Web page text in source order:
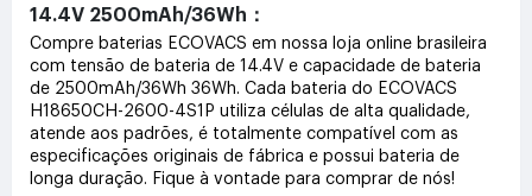
14.4V 2500mAh/36Wh：
Compre baterias ECOVACS em nossa loja online brasileira
com tensão de bateria de 14.4V e capacidade de bateria
de 2500mAh/36Wh 36Wh. Cada bateria do ECOVACS
H18650CH-2600-4S1P utiliza células de alta qualidade,
atende aos padrões, é totalmente compatível com as
especificações originais de fábrica e possui bateria de
longa duração. Fique à vontade para comprar de nós!